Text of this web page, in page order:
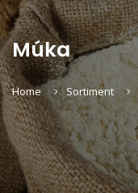
Múka
Home Sortiment